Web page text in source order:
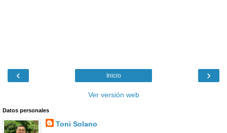
‹ ›
Inicio
Ver versión web
Datos personales
Toni Solano